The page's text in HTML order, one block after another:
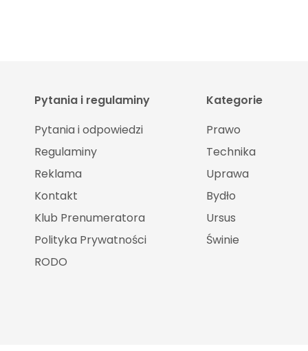
Pytania i regulaminy
Pytania i odpowiedzi
Regulaminy
Reklama
Kontakt
Klub Prenumeratora
Polityka Prywatności
RODO
Kategorie
Prawo
Technika
Uprawa
Bydło
Ursus
Świnie